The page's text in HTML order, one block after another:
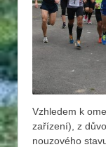
Vzhledem k
zařízení), z
nouzového